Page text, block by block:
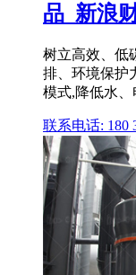
品_新浪
树立高效、低
排、环境保护
模式,降低水
联系电话: 180